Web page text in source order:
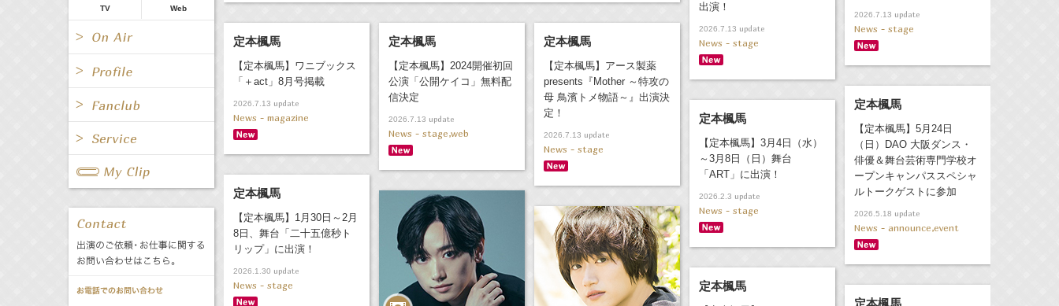
出演！
2026.7.13 update
News - stage
2026.7.13 update
News - stage
定本楓馬
【定本楓馬】ワニブックス
「＋act」8月号掲載
2026.7.13 update
News - magazine
定本楓馬
【定本楓馬】2024開催初回
公演「公開ケイコ」無料配
信決定
2026.7.13 update
News - stage,web
定本楓馬
【定本楓馬】アース製薬
presents『Mother ～特攻の
母 鳥濱トメ物語～』出演決
定！
2026.7.13 update
News - stage
定本楓馬
【定本楓馬】5月24日
（日）DAO 大阪ダンス・
俳優＆舞台芸術専門学校オ
ープンキャンパススペシャ
ルトークゲストに参加
2026.5.18 update
News - announce,event
定本楓馬
【定本楓馬】3月4日（水）
～3月8日（日）舞台
「ART」に出演！
2026.2.3 update
News - stage
定本楓馬
【定本楓馬】1月30日～2月
8日、舞台「二十五億秒ト
リップ」に出演！
2026.1.30 update
News - stage 定本楓馬
定本楓馬
TV Web
Radio
All 女優/タレント
グループ
キャスター/レポーター
バラエティ 声優
All Fanclub Page
All 関連事業
公式サービス